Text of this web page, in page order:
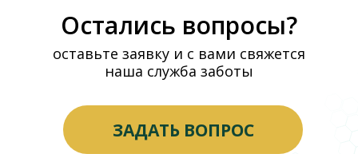
Остались вопросы?
оставьте заявку и с вами свяжется
наша служба заботы
ЗАДАТЬ ВОПРОС